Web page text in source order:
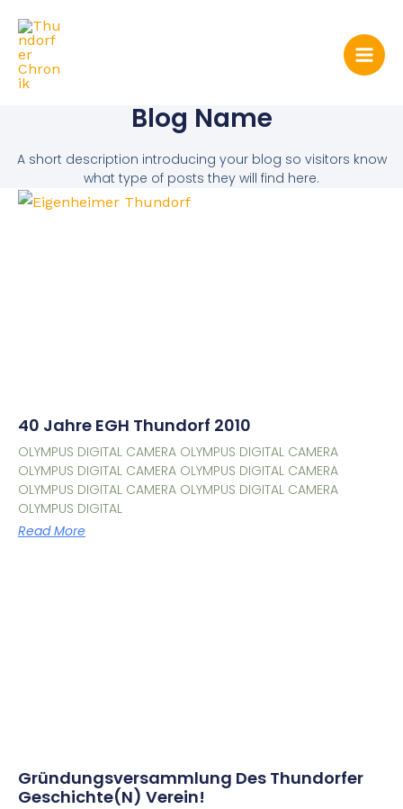
Inhalt
springen
Blog Name
A short description introducing your blog so visitors know
what type of posts they will find here.
40 Jahre EGH Thundorf 2010
OLYMPUS DIGITAL CAMERA OLYMPUS DIGITAL CAMERA
OLYMPUS DIGITAL CAMERA OLYMPUS DIGITAL CAMERA
OLYMPUS DIGITAL CAMERA OLYMPUS DIGITAL CAMERA
OLYMPUS DIGITAL
Read More
Gründungsversammlung Des Thundorfer
Geschichte(n) Verein!